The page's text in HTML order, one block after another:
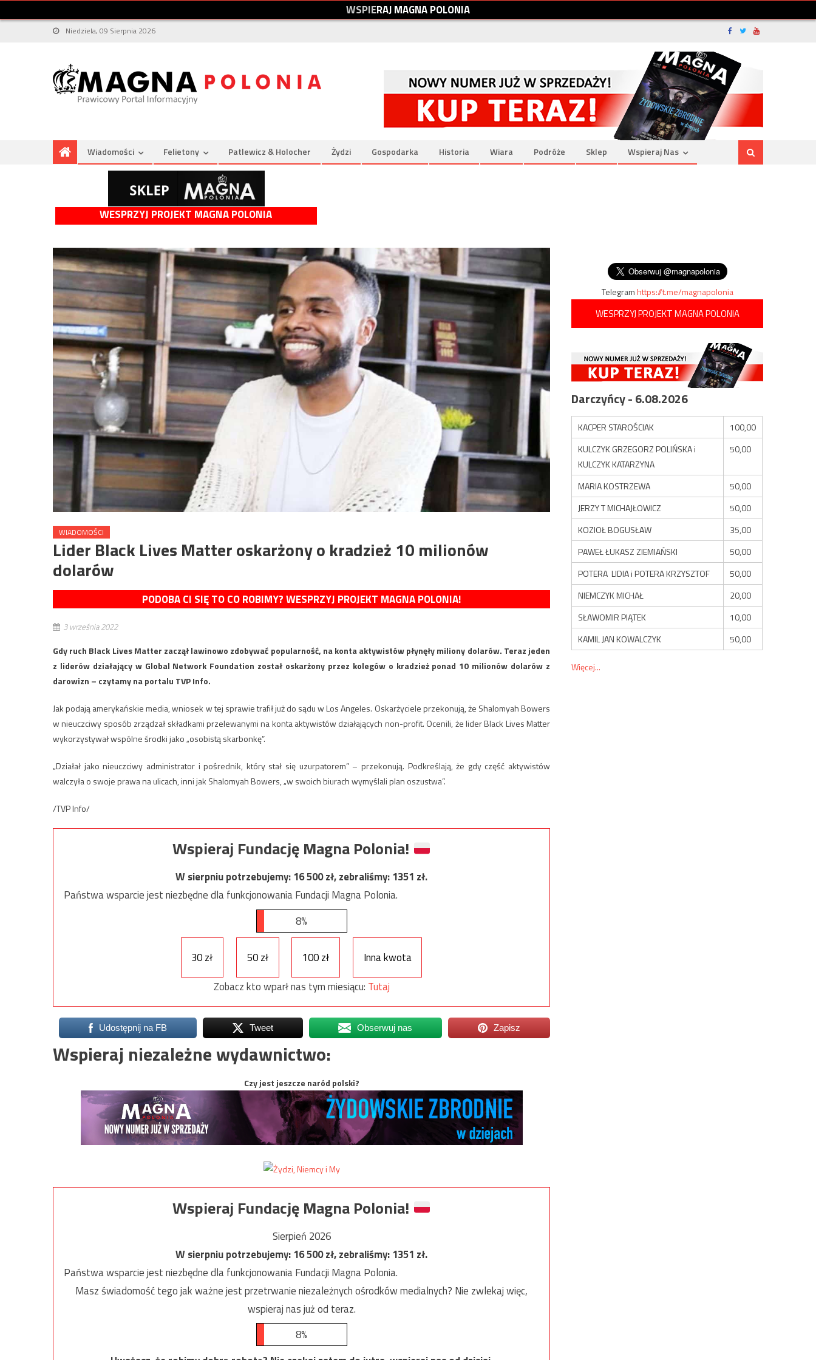
WSPIERAJMAGNAPOLONIA
Niedziela, 09 Sierpnia 2026
Wiadomości Felietony Patlewicz & Holocher Żydzi Gospodarka Historia Wiara Podróże Sklep Wspieraj Nas
WESPRZYJ PROJEKT MAGNA POLONIA
WIADOMOŚCI
Lider Black Lives Matter oskarżony o kradzież 10 milionów
dolarów
PODOBA CI SIĘ TO CO ROBIMY? WESPRZYJ PROJEKT MAGNA POLONIA!
3 września 2022
Gdy ruch Black Lives Matter zaczął lawinowo zdobywać popularność, na konta aktywistów płynęły miliony dolarów. Teraz jeden
z liderów działający w Global Network Foundation został oskarżony przez kolegów o kradzież ponad 10 milionów dolarów z
darowizn – czytamy na portalu TVP Info.
Jak podają amerykańskie media, wniosek w tej sprawie trafił już do sądu w Los Angeles. Oskarżyciele przekonują, że Shalomyah Bowers
w nieuczciwy sposób zrządzał składkami przelewanymi na konta aktywistów działających non-profit. Ocenili, że lider Black Lives Matter
wykorzystywał wspólne środki jako „osobistą skarbonkę”.
„Działał jako nieuczciwy administrator i pośrednik, który stał się uzurpatorem” – przekonują. Podkreślają, że gdy część aktywistów
walczyła o swoje prawa na ulicach, inni jak Shalomyah Bowers, „w swoich biurach wymyślali plan oszustwa”.
/TVP Info/
Wspieraj Fundację Magna Polonia!
W sierpniu potrzebujemy:16 500zł, zebraliśmy:1351 zł.
Państwa wsparcie jest niezbędne dla funkcjonowania Fundacji Magna Polonia.
8%
30 zł 50 zł 100 zł
Inna kwota
Zobacz kto wparł nas tym miesiącu: Tutaj
Udostępnij na FB Tweet Obserwuj nas Zapisz
Wspieraj niezależne wydawnictwo:
Czy jest jeszcze naród polski?
Wspieraj Fundację Magna Polonia!
Sierpień 2026
W sierpniu potrzebujemy:16 500zł, zebraliśmy:1351 zł.
Państwa wsparcie jest niezbędne dla funkcjonowania Fundacji Magna Polonia.
Masz świadomość tego jak ważne jest przetrwanie niezależnych ośrodków medialnych? Nie zwlekaj więc,
wspieraj nas już od teraz.
8%
Telegramhttps://t.me/magnapolonia
WESPRZYJ PROJEKT MAGNA POLONIA
Darczyńcy - 6.08.2026
KACPER STAROŚCIAK
100,00
KULCZYK GRZEGORZ POLIŃSKA i
KULCZYK KATARZYNA
50,00
MARIA KOSTRZEWA
50,00
JERZY T MICHAJŁOWICZ
50,00
KOZIOŁ BOGUSŁAW
35,00
PAWEŁ ŁUKASZ ZIEMIAŃSKI
50,00
POTERA LIDIA i POTERA KRZYSZTOF
50,00
NIEMCZYK MICHAŁ
20,00
SŁAWOMIR PIĄTEK
10,00
KAMIL JAN KOWALCZYK
50,00
Więcej...